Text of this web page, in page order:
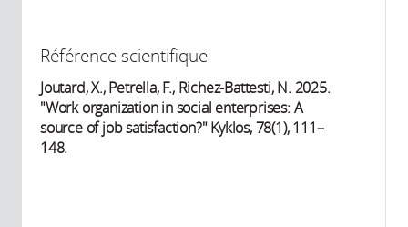
Référence scientifique
Joutard, X., Petrella, F., Richez-Battesti, N. 2025.
"Work organization in social enterprises: A
source of job satisfaction?" Kyklos, 78(1), 111–
148.